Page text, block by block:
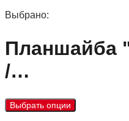
Выбрано:
Планшайба
/…
Выбрать опции